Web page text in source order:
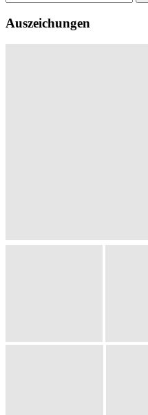
for:
Auszeichungen